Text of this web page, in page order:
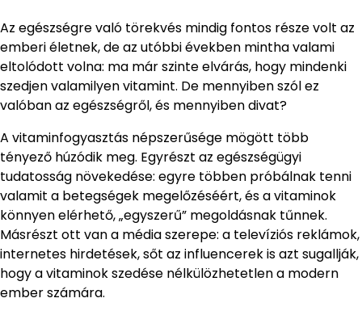
Az egészségre való törekvés mindig fontos része volt az
emberi életnek, de az utóbbi években mintha valami
eltolódott volna: ma már szinte elvárás, hogy mindenki
szedjen valamilyen vitamint. De mennyiben szól ez
valóban az egészségről, és mennyiben divat?
A vitaminfogyasztás népszerűsége mögött több
tényező húzódik meg. Egyrészt az egészségügyi
tudatosság növekedése: egyre többen próbálnak tenni
valamit a betegségek megelőzéséért, és a vitaminok
könnyen elérhető, „egyszerű” megoldásnak tűnnek.
Másrészt ott van a média szerepe: a televíziós reklámok,
internetes hirdetések, sőt az influencerek is azt sugallják,
hogy a vitaminok szedése nélkülözhetetlen a modern
ember számára.